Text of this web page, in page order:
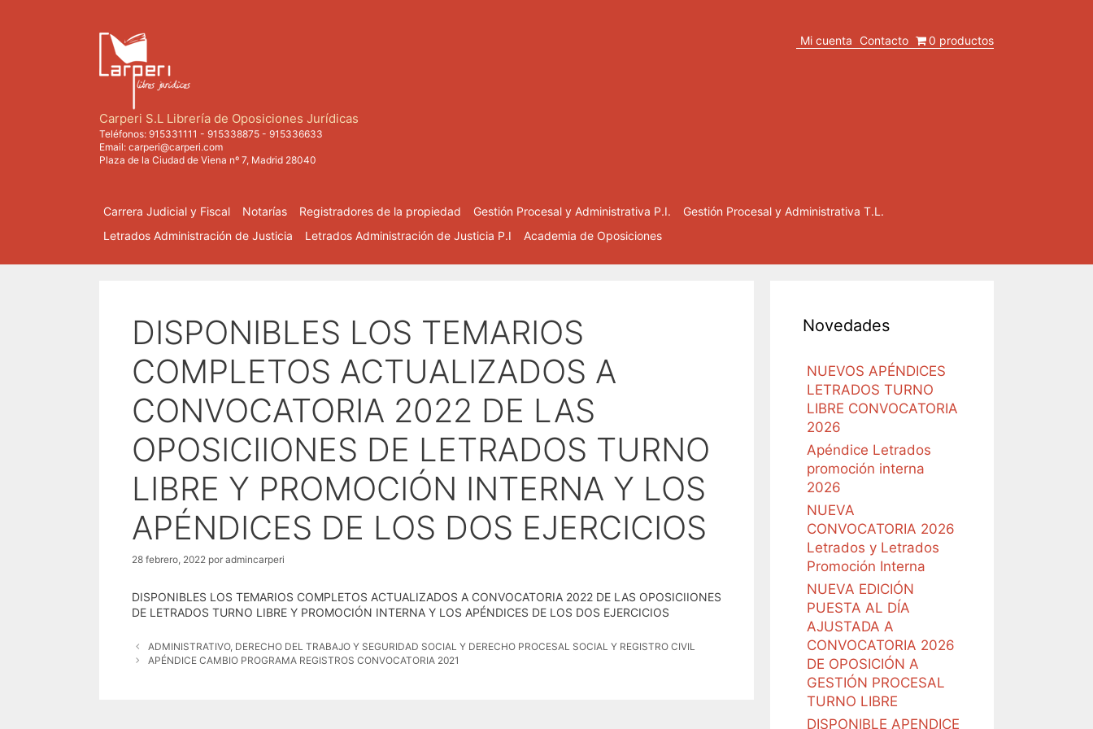
Mi cuenta Contacto 0 productos
Carperi S.L Librería de Oposiciones Jurídicas
Teléfonos: 915331111 - 915338875 - 915336633
Email: carperi@carperi.com
Plaza de la Ciudad de Viena nº 7, Madrid 28040
Carrera Judicial y Fiscal Notarías Registradores de la propiedad Gestión Procesal y Administrativa P.I.
Gestión Procesal y Administrativa T.L.
Letrados Administración de Justicia
Letrados Administración de Justicia P.I Academia de Oposiciones
DISPONIBLES LOS TEMARIOS
COMPLETOS ACTUALIZADOS A
CONVOCATORIA 2022 DE LAS
OPOSICIIONES DE LETRADOS TURNO
LIBRE Y PROMOCIÓN INTERNA Y LOS
APÉNDICES DE LOS DOS EJERCICIOS
28 febrero, 2022 por admincarperi
DISPONIBLES LOS TEMARIOS COMPLETOS ACTUALIZADOS A CONVOCATORIA 2022 DE LAS OPOSICIIONES
DE LETRADOS TURNO LIBRE Y PROMOCIÓN INTERNA Y LOS APÉNDICES DE LOS DOS EJERCICIOS
ADMINISTRATIVO, DERECHO DEL TRABAJO Y SEGURIDAD SOCIAL Y DERECHO PROCESAL SOCIAL Y REGISTRO CIVIL
APÉNDICE CAMBIO PROGRAMA REGISTROS CONVOCATORIA 2021
Novedades
NUEVOS APÉNDICES
LETRADOS TURNO
LIBRE CONVOCATORIA
2026
Apéndice Letrados
promoción interna
2026
NUEVA
CONVOCATORIA 2026
Letrados y Letrados
Promoción Interna
NUEVA EDICIÓN
PUESTA AL DÍA
AJUSTADA A
CONVOCATORIA 2026
DE OPOSICIÓN A
GESTIÓN PROCESAL
TURNO LIBRE
DISPONIBLE APENDICE